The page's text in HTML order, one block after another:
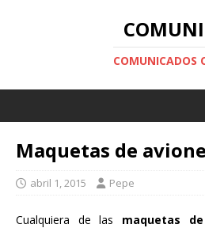
COMUNICADOS
Maquetas de
abril 1, 2015 Pepe
Cualquiera de las maquetas